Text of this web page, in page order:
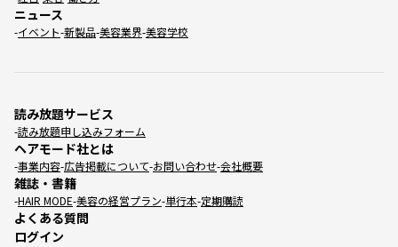
ニュース
イベント 新製品 美容業界 美容学校
読み放題サービス
読み放題申し込みフォーム
ヘアモード社とは
事業内容 広告掲載について お問い合わせ 会社概要
雑誌・書籍
HAIR MODE 美容の経営プラン 単行本 定期購読
よくある質問
ログイン